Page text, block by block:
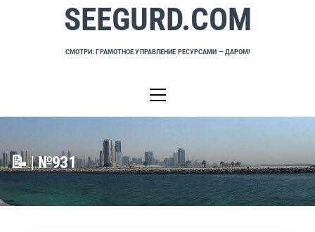
SEEGURD.COM
СМОТРИ: ГРАМОТНОЕ УПРАВЛЕНИЕ РЕСУРСАМИ — ДАРОМ!
меню
📝 | №931